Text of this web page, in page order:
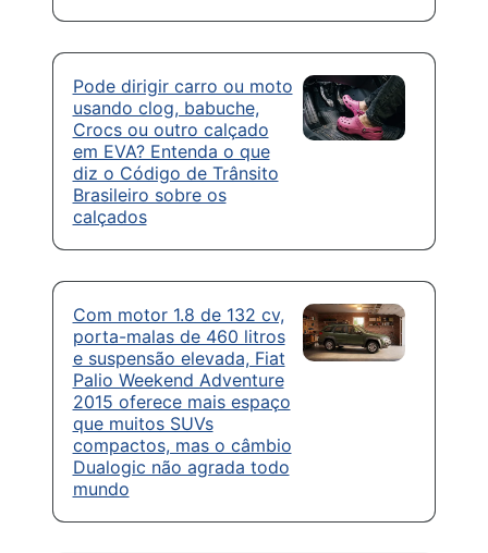
Pode dirigir carro ou moto
usando clog, babuche,
Crocs ou outro calçado
em EVA? Entenda o que
diz o Código de Trânsito
Brasileiro sobre os
calçados
Com motor 1.8 de 132 cv,
porta-malas de 460 litros
e suspensão elevada, Fiat
Palio Weekend Adventure
2015 oferece mais espaço
que muitos SUVs
compactos, mas o câmbio
Dualogic não agrada todo
mundo